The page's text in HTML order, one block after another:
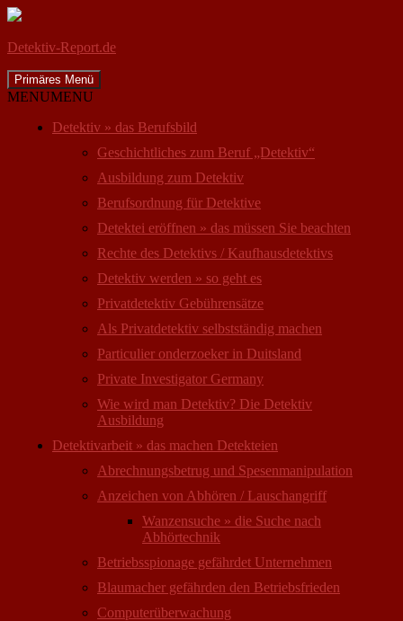
Detektiv-Report.de
Suchen
Primäres Menü
Inhalt
MENUMENU
Detektiv » das Berufsbild
Geschichtliches zum Beruf „Detektiv“
Ausbildung zum Detektiv
Berufsordnung für Detektive
Detektei eröffnen » das müssen Sie beachten
Rechte des Detektivs / Kaufhausdetektivs
Detektiv werden » so geht es
Privatdetektiv Gebührensätze
Als Privatdetektiv selbstständig machen
Particulier onderzoeker in Duitsland
Private Investigator Germany
Wie wird man Detektiv? Die Detektiv
Ausbildung
Detektivarbeit » das machen Detekteien
Abrechnungsbetrug und Spesenmanipulation
Anzeichen von Abhören / Lauschangriff
Wanzensuche » die Suche nach
Abhörtechnik
Betriebsspionage gefährdet Unternehmen
Blaumacher gefährden den Betriebsfrieden
Computer­überwachung